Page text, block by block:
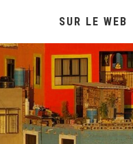
SUR LE WEB